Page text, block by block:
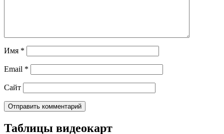
Имя *
Email *
Сайт
Таблицы видеокарт